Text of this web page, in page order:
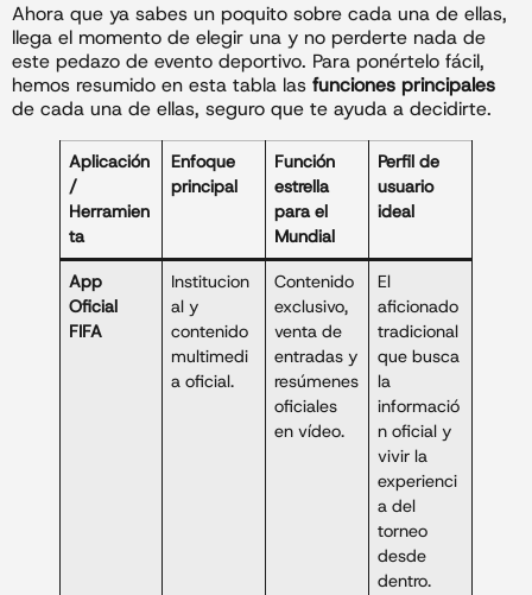
Ahora que ya sabes un poquito sobre cada una de ellas,
llega el momento de elegir una y no perderte nada de
este pedazo de evento deportivo. Para ponértelo fácil,
hemos resumido en esta tabla las funciones principales
de cada una de ellas, seguro que te ayuda a decidirte.
Aplicación
/
Herramien
ta
Enfoque
principal
Función
estrella
para el
Mundial
Perfil de
usuario
ideal
App
Oficial
FIFA
Institucion
al y
contenido
multimedi
a oficial.
Contenido
exclusivo,
venta de
entradas y
resúmenes
oficiales
en vídeo.
El
aficionado
tradicional
que busca
la
informació
n oficial y
vivir la
experienci
a del
torneo
desde
dentro.